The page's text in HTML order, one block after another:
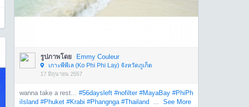
รูปภาพโดย Emmy Couleur
เกาะพีพีเล (Ko Phi Phi Lay) จังหวัดภูเก็ต
17 มิถุนายน 2557
wanna take a rest... #56daysleft #nofilter #MayaBay #PhiPh
iIsland #Phuket #Krabi #Phangnga #Thailand ... See More